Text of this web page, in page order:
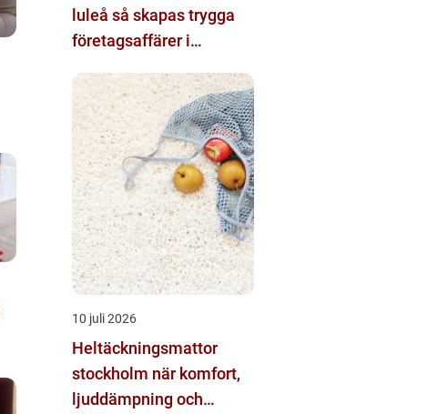
luleå så skapas trygga
företagsaffärer i
10 juli 2026
Heltäckningsmattor
stockholm när komfort,
ljuddämpning och